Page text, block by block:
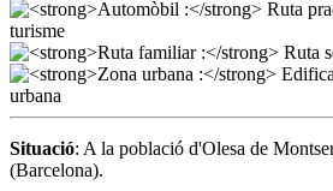
Situació: A la població d'Olesa de
(Barcelona).